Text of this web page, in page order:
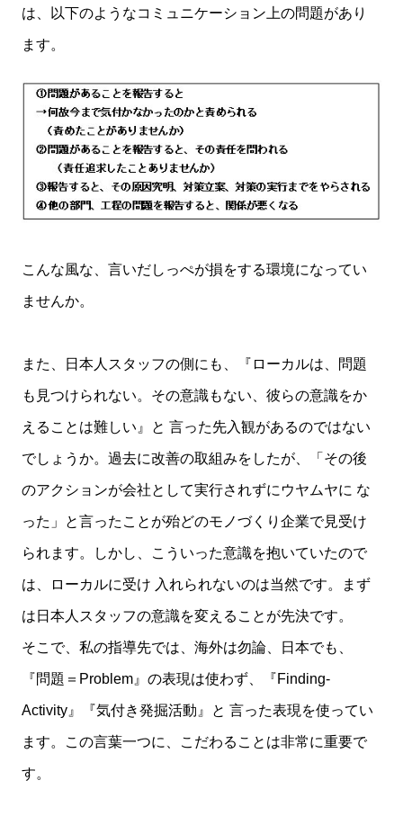
は、以下のようなコミュニケーション上の問題があり
ます。
こんな風な、言いだしっぺが損をする環境になってい
ませんか。
また、日本人スタッフの側にも、『ローカルは、問題
も見つけられない。その意識もない、彼らの意識をか
えることは難しい』と 言った先入観があるのではない
でしょうか。過去に改善の取組みをしたが、「その後
のアクションが会社として実行されずにウヤムヤに な
った」と言ったことが殆どのモノづくり企業で見受け
られます。しかし、こういった意識を抱いていたので
は、ローカルに受け 入れられないのは当然です。まず
は日本人スタッフの意識を変えることが先決です。
そこで、私の指導先では、海外は勿論、日本でも、
『問題＝Problem』の表現は使わず、『Finding-
Activity』『気付き発掘活動』と 言った表現を使ってい
ます。この言葉一つに、こだわることは非常に重要で
す。